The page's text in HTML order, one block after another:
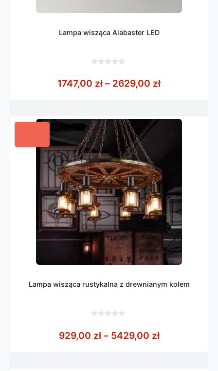
Lampa wisząca Alabaster LED
5
1747,00 zł – 2629,00 złZakres cen:
Lampa wisząca rustykalna z drewnianym kołem
5
929,00 zł – 5429,00 złZakres cen: